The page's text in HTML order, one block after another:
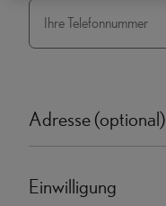
Adresse (optional)
Einwilligung